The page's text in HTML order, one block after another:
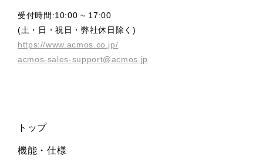
受付時間:10:00 ~ 17:00
(土・日・祝日・弊社休日除く)
https://www.acmos.co.jp/
acmos-sales-support@acmos.jp
トップ
機能・仕様